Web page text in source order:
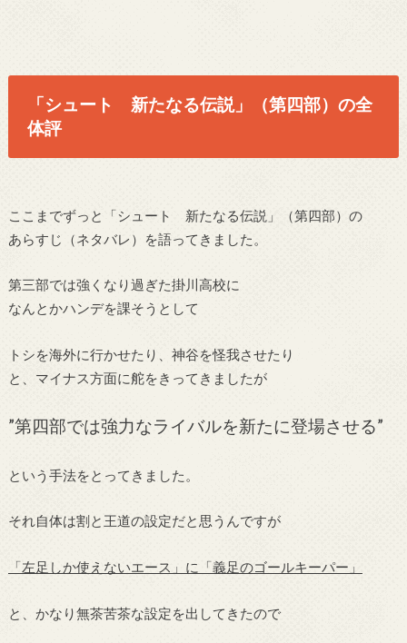
「シュート 新たなる伝説」（第四部）の全
体評
ここまでずっと「シュート 新たなる伝説」（第四部）の
あらすじ（ネタバレ）を語ってきました。
第三部では強くなり過ぎた掛川高校に
なんとかハンデを課そうとして
トシを海外に行かせたり、神谷を怪我させたり
と、マイナス方面に舵をきってきましたが
”第四部では強力なライバルを新たに登場させる”
という手法をとってきました。
それ自体は割と王道の設定だと思うんですが
「左足しか使えないエース」に「義足のゴールキーパー」
と、かなり無茶苦茶な設定を出してきたので